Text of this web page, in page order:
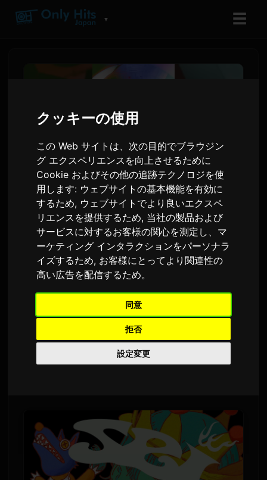
クッキーの使用
この Web サイトは、次の目的でブラウジン
グ エクスペリエンスを向上させるために
Cookie およびその他の追跡テクノロジを使
用します: ウェブサイトの基本機能を有効に
するため, ウェブサイトでより良いエクスペ
リエンスを提供するため, 当社の製品および
サービスに対するお客様の関心を測定し、マ
ーケティング インタラクションをパーソナラ
イズするため, お客様にとってより関連性の
高い広告を配信するため。
同意
拒否
設定変更
▼ ☰
Yoh Kamiyama、約4年ぶりの
ニューアルバム『Chemical
X』を8月に発表
Samによる
6 7月 2026
Yoh Kamiyamaは、新アルバム『Chemical X』を
8月5日にリリースします。これは2022年の